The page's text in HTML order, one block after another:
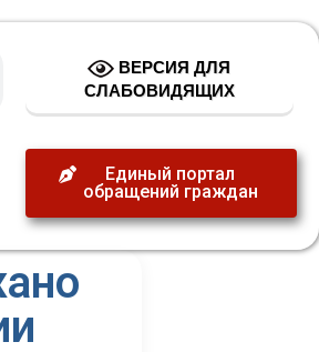
ВЕРСИЯ ДЛЯ
СЛАБОВИДЯЩИХ
Единый портал
обращений граждан